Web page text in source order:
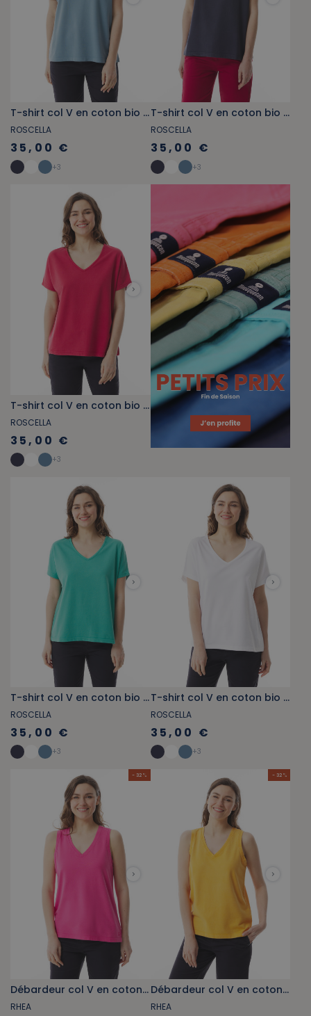
T-shirt col V en coton bio bleu provençal
ROSCELLA
35,00 €
+3
T-shirt col V en coton bio bleu marine
ROSCELLA
35,00 €
+3
T-shirt col V en coton bio rouge carmin
ROSCELLA
35,00 €
+3
T-shirt col V en coton bio vert jade
ROSCELLA
35,00 €
+3
T-shirt col V en coton bio blanc
ROSCELLA
35,00 €
+3
- 32 %
Débardeur col V en coton bio rose fuchsia
RHEA
- 32 %
Débardeur col V en coton bio jaune orangé
RHEA